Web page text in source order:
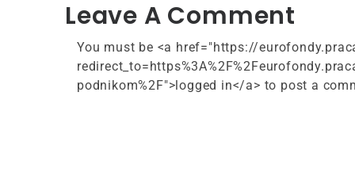
Leave A Comment
You must be <a href="https://
podnikom%2F">logged in</a> to post a